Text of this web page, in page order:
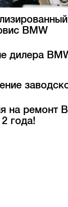
BMW
дилера
на ремонт
года!